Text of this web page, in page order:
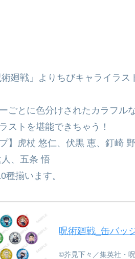
廻戦」よりちびキャライラ
ごとに色分けされたカラフル
ストを堪能できちゃう！
プ】虎杖 悠仁、伏黒 恵、釘崎
、五条 悟
揃います。
呪術廻戦_缶バッ
©芥見下々／集英社・